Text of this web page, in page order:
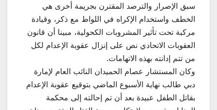
سبق الإصرار والترصد المقترن بجريمة أخرى هي
الخطف واستخدام الإكراه في اللواط مع ذكر، وقيادة
مركبة تحت تأثير المشروبات الكحولية، مبينا أن قانون
العقوبات الاتحادي نص على إنزال عقوبة الإعدام لكل
من تتم إدانته بهذه الاتهامات.
وكان المستشار عصام الحميدان النائب العام لإمارة
دبي طالب نهاية الأسبوع الماضي بتوقيع عقوبة الإعدام
بقاتل الطفل عبيدة بعد أن تم إحالته إلى محكمة